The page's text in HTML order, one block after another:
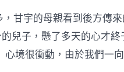
甘宇的母親看到後方傳來
兒子，懸了多天的心才終
心境很衝動，由於我們一